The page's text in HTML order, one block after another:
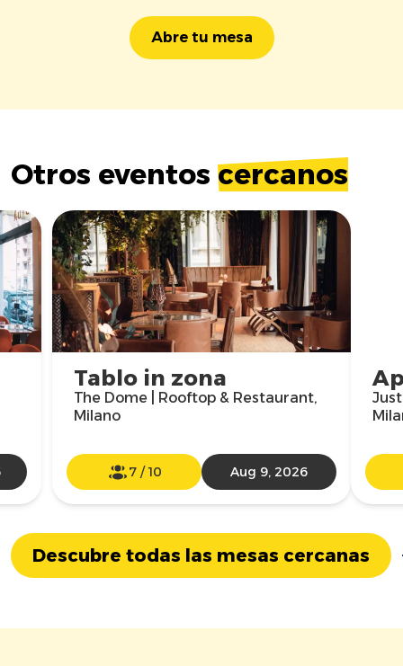
Abre tu mesa
Otros eventos cercanos
Tablo in zona
The Dome | Rooftop & Restaurant,
Milano
7/10 Aug 9, 2026
Descubre todas las mesas cercanas